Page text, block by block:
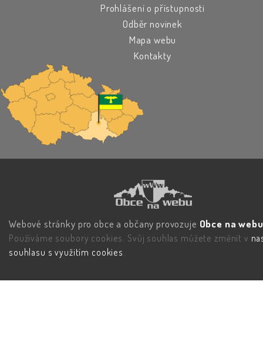
Prohlášení o přístupnosti
Odběr novinek
Mapa webu
Kontakty
Webové stránky pro obce a občany provozuje Obce na
Používáme soubory cookies. Svůj souhlas můžete změnit v
souhlasu s využitím cookies.